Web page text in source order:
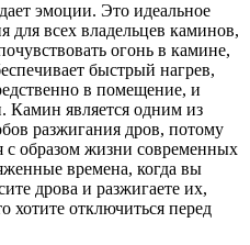
эмоции. Это идеальное
для всех владельцев каминов,
огонь в камине,
быстрый нагрев,
в помещение, и
Камин является одним из
разжигания дров, потому
с образом жизни современных
времена, когда вы
дрова и разжигаете их,
хотите отключиться перед